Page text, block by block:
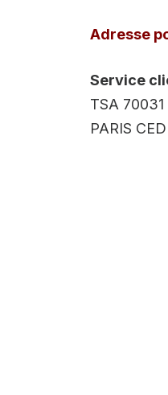
Adresse
Service
TSA 70031
PARIS